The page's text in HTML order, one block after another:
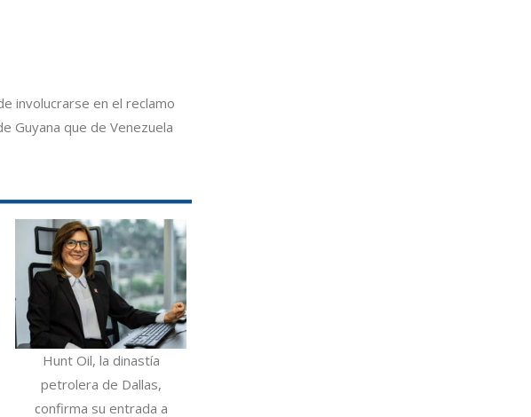
involucrarse en el reclamo
Guyana que de Venezuela
Hunt Oil, la dinastía
petrolera de Dallas,
confirma su entrada a